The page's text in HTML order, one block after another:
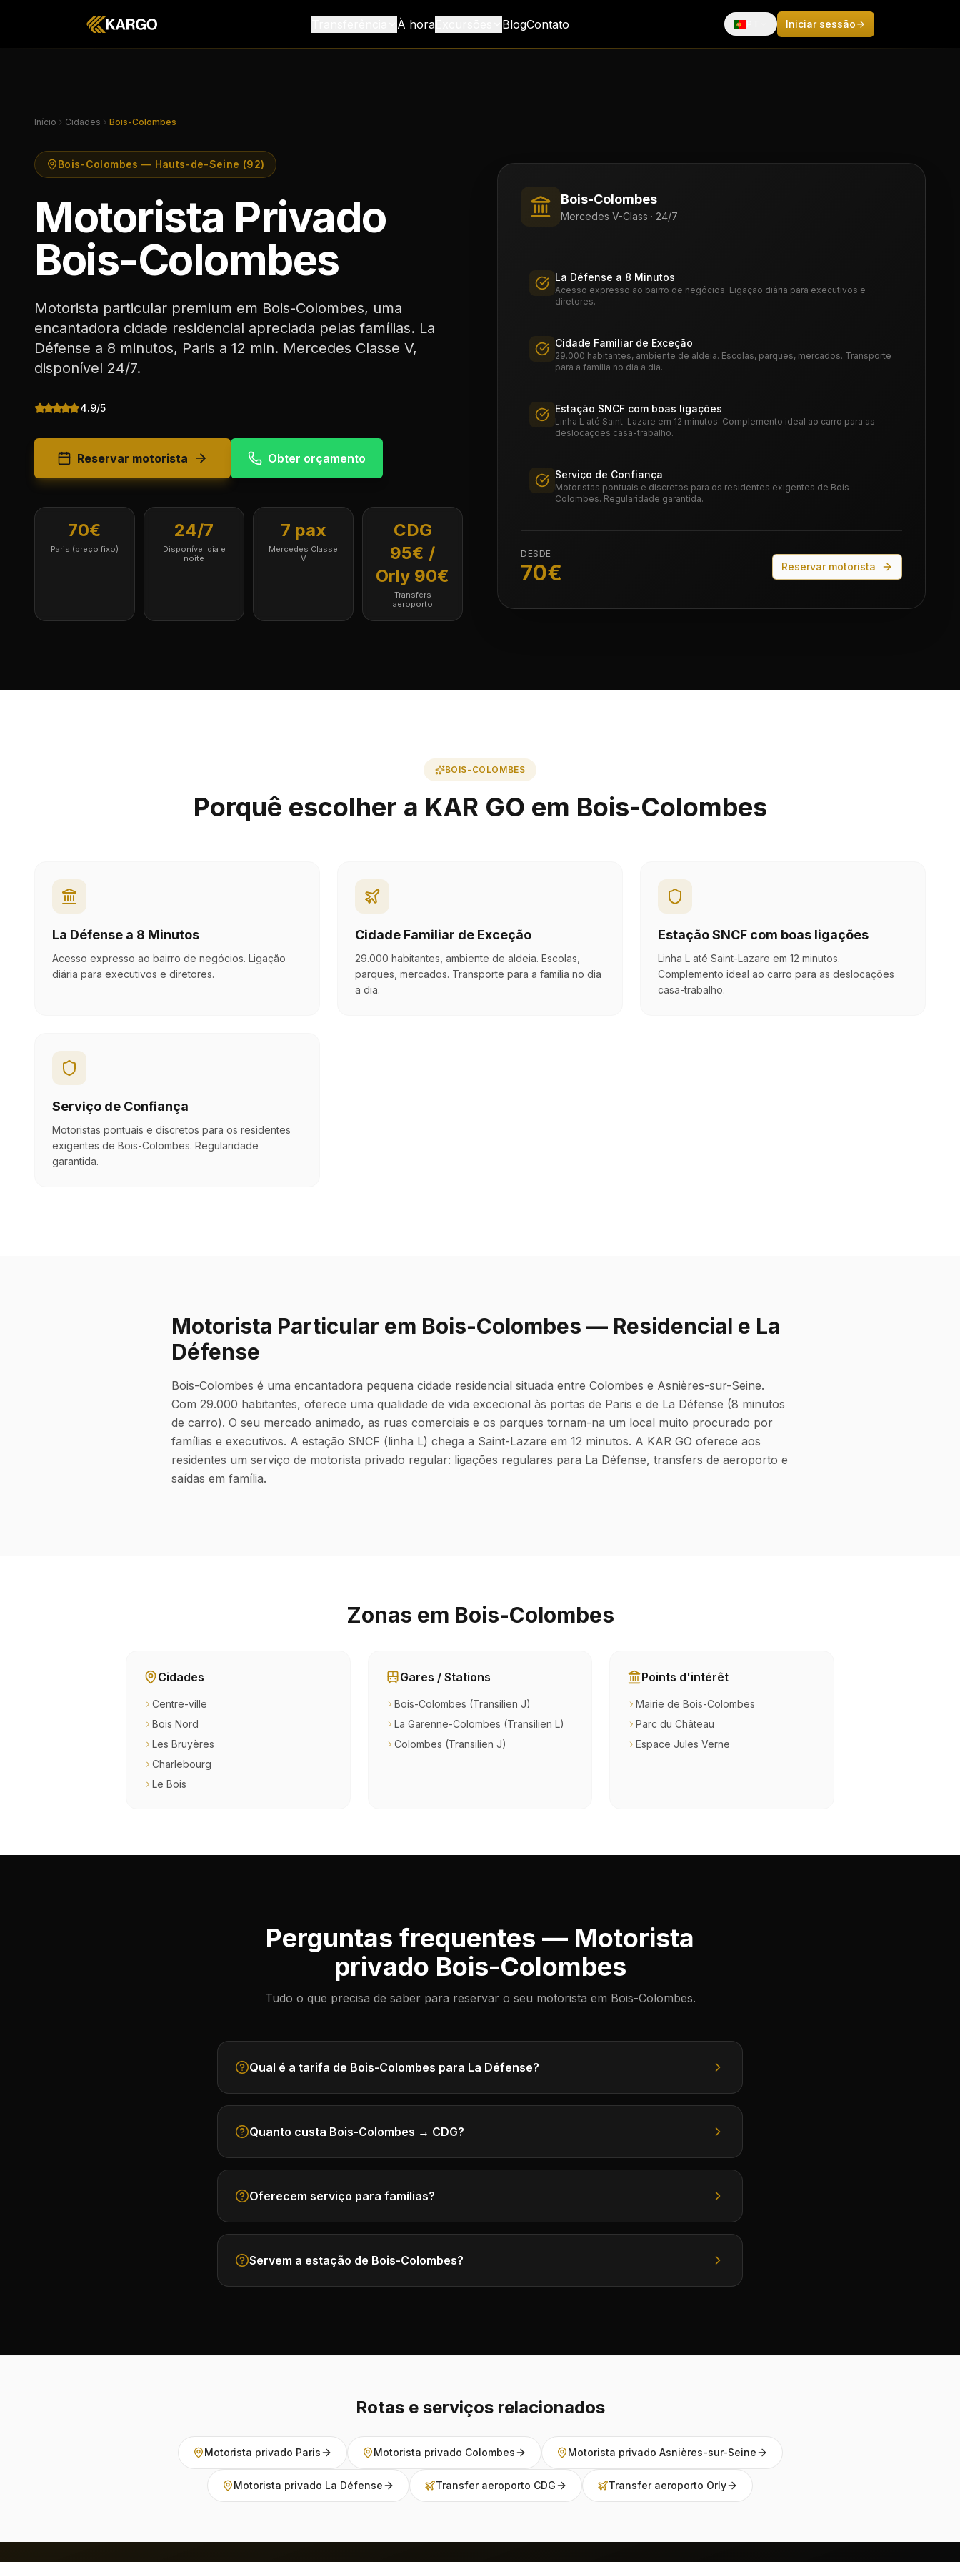
À hora BlogContato Iniciar sessão
Início Cidades Bois-Colombes
Bois-Colombes — Hauts-de-Seine (92)
Motorista Privado
Bois-Colombes
Motorista particular premium em Bois-Colombes, uma
encantadora cidade residencial apreciada pelas famílias. La
Défense a 8 minutos, Paris a 12 min. Mercedes Classe V,
disponível 24/7.
4.9/5
Reservar motorista Obter orçamento
70€
Paris (preço fixo)
24/7
Disponível dia e
noite
7 pax
Mercedes Classe
V
CDG
95€ /
Orly 90€
Transfers
aeroporto
Bois-Colombes
Mercedes V-Class · 24/7
La Défense a 8 Minutos
Acesso expresso ao bairro de negócios. Ligação diária para executivos e
diretores.
Cidade Familiar de Exceção
29.000 habitantes, ambiente de aldeia. Escolas, parques, mercados. Transporte
para a família no dia a dia.
Estação SNCF com boas ligações
Linha L até Saint-Lazare em 12 minutos. Complemento ideal ao carro para as
deslocações casa-trabalho.
Serviço de Confiança
Motoristas pontuais e discretos para os residentes exigentes de Bois-
Colombes. Regularidade garantida.
DESDE
70€ Reservar motorista
BOIS-COLOMBES
Porquê escolher a KAR GO em Bois-Colombes
La Défense a 8 Minutos
Acesso expresso ao bairro de negócios. Ligação
diária para executivos e diretores.
Cidade Familiar de Exceção
29.000 habitantes, ambiente de aldeia. Escolas,
parques, mercados. Transporte para a família no dia
a dia.
Estação SNCF com boas ligações
Linha L até Saint-Lazare em 12 minutos.
Complemento ideal ao carro para as deslocações
casa-trabalho.
Serviço de Confiança
Motoristas pontuais e discretos para os residentes
exigentes de Bois-Colombes. Regularidade
garantida.
Motorista Particular em Bois-Colombes — Residencial e La
Défense
Bois-Colombes é uma encantadora pequena cidade residencial situada entre Colombes e Asnières-sur-Seine.
Com 29.000 habitantes, oferece uma qualidade de vida excecional às portas de Paris e de La Défense (8 minutos
de carro). O seu mercado animado, as ruas comerciais e os parques tornam-na um local muito procurado por
famílias e executivos. A estação SNCF (linha L) chega a Saint-Lazare em 12 minutos. A KAR GO oferece aos
residentes um serviço de motorista privado regular: ligações regulares para La Défense, transfers de aeroporto e
saídas em família.
Zonas em Bois-Colombes
Cidades
Centre-ville
Bois Nord
Les Bruyères
Charlebourg
Le Bois
Gares / Stations
Bois-Colombes (Transilien J)
La Garenne-Colombes (Transilien L)
Colombes (Transilien J)
Points d'intérêt
Mairie de Bois-Colombes
Parc du Château
Espace Jules Verne
Perguntas frequentes — Motorista
privado Bois-Colombes
Tudo o que precisa de saber para reservar o seu motorista em Bois-Colombes.
Qual é a tarifa de Bois-Colombes para La Défense?
Quanto custa Bois-Colombes → CDG?
Oferecem serviço para famílias?
Servem a estação de Bois-Colombes?
Rotas e serviços relacionados
Motorista privado Paris Motorista privado Colombes Motorista privado Asnières-sur-Seine
Motorista privado La Défense Transfer aeroporto CDG Transfer aeroporto Orly